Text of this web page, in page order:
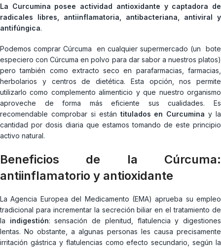
La Curcumina posee actividad antioxidante y captadora de
radicales libres, antiinflamatoria, antibacteriana, antiviral y
antifúngica.
Podemos comprar Cúrcuma en cualquier supermercado (un bote
especiero con Cúrcuma en polvo para dar sabor a nuestros platos)
pero también como extracto seco en parafarmacias, farmacias,
herbolarios y centros de dietética. Esta opción, nos permite
utilizarlo como complemento alimenticio y que nuestro organismo
aproveche de forma más eficiente sus cualidades. Es
recomendable comprobar si están titulados en Curcumina y la
cantidad por dosis diaria que estamos tomando de este principio
activo natural.
Beneficios de la Cúrcuma:
antiinflamatorio y antioxidante
La Agencia Europea del Medicamento (EMA) aprueba su empleo
tradicional para incrementar la secreción biliar en el tratamiento de
la indigestión: sensación de plenitud, flatulencia y digestiones
lentas. No obstante, a algunas personas les causa precisamente
irritación gástrica y flatulencias como efecto secundario, según la